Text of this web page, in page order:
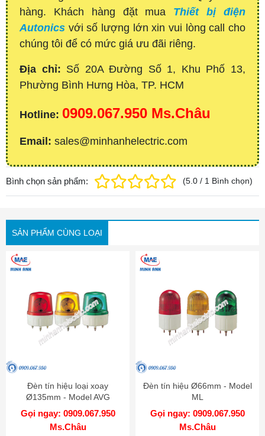
hàng. Khách hàng đặt mua Thiết bị điện
Autonics với số lượng lớn xin vui lòng call cho
chúng tôi để có mức giá ưu đãi riêng.
Địa chỉ: Số 20A Đường Số 1, Khu Phố 13,
Phường Bình Hưng Hòa, TP. HCM
Hotline: 0909.067.950 Ms.Châu
Email: sales@minhanhelectric.com
Bình chọn sản phẩm: (5.0 / 1 Bình chọn)
SẢN PHẨM CÙNG LOẠI
Đèn tín hiệu loại xoay
Ø135mm - Model AVG
Gọi ngay: 0909.067.950
Ms.Châu
Đèn tín hiệu Ø66mm - Model
ML
Gọi ngay: 0909.067.950
Ms.Châu